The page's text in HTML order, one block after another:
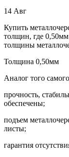
14 Авг
Купить
толщин, где
толщины
Толщина 0,50мм
Аналог того
прочность,
обеспечены;
подъем
листы;
гарантия